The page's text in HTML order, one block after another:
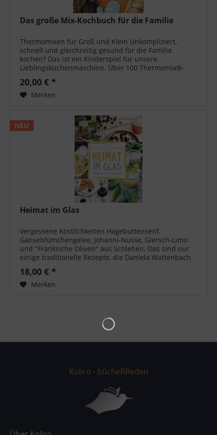
Das große Mix-Kochbuch für die Familie
Thermomixen für Groß und Klein Unkompliziert,
schnell und gleichzeitig gesund für die Familie
kochen? Das ist ein Kinderspiel für unsere
Lieblingsküchenmaschine. Über 100 Thermomix®-
neue...
20,00 € *
Merken
NEU
Heimat im Glas
Vergessene Köstlichkeiten Hagebuttensenf,
Gänseblümchengelee, Johanni-Nüsse, Giersch-Limo
und "Fränkische Oliven" aus Schlehen. Das sind nur
einige traditionelle Rezepte, die Daniela Wattenbach
gesammelt, wiederbelebt und teilweise neu...
18,00 € *
Merken
Koliro - bücheRReden